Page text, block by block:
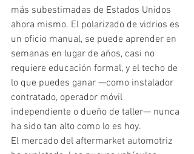
más subestimadas de Estados Unidos
ahora mismo. El polarizado de vidrios es
un oficio manual, se puede aprender en
semanas en lugar de años, casi no
requiere educación formal, y el techo de
lo que puedes ganar —como instalador
contratado, operador móvil
independiente o dueño de taller— nunca
ha sido tan alto como lo es hoy.
El mercado del aftermarket automotriz